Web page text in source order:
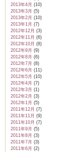
2013年4月 (10)
2013年3月 (5)
2013年2月 (10)
2013年1月 (7)
2012年12月 (3)
2012年11月 (6)
2012年10月 (8)
2012年9月 (9)
2012年8月 (6)
2012年7月 (8)
2012年6月 (11)
2012年5月 (10)
2012年4月 (7)
2012年3月 (1)
2012年2月 (3)
2012年1月 (5)
2011年12月 (7)
2011年11月 (9)
2011年10月 (7)
2011年9月 (5)
2011年8月 (3)
2011年7月 (3)
2011年6月 (2)